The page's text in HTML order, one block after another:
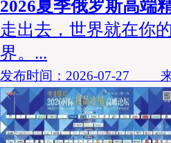
2026夏季俄罗斯高端
走出去，世界就在你
界。...
发布时间：2026-07-27 来